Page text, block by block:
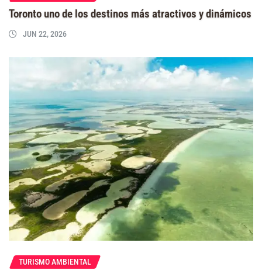
Toronto uno de los destinos más atractivos y dinámicos
JUN 22, 2026
TURISMO AMBIENTAL